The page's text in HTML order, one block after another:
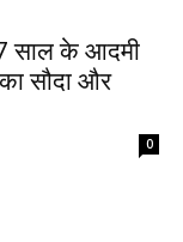
साल के आदमी
सौदा और
0